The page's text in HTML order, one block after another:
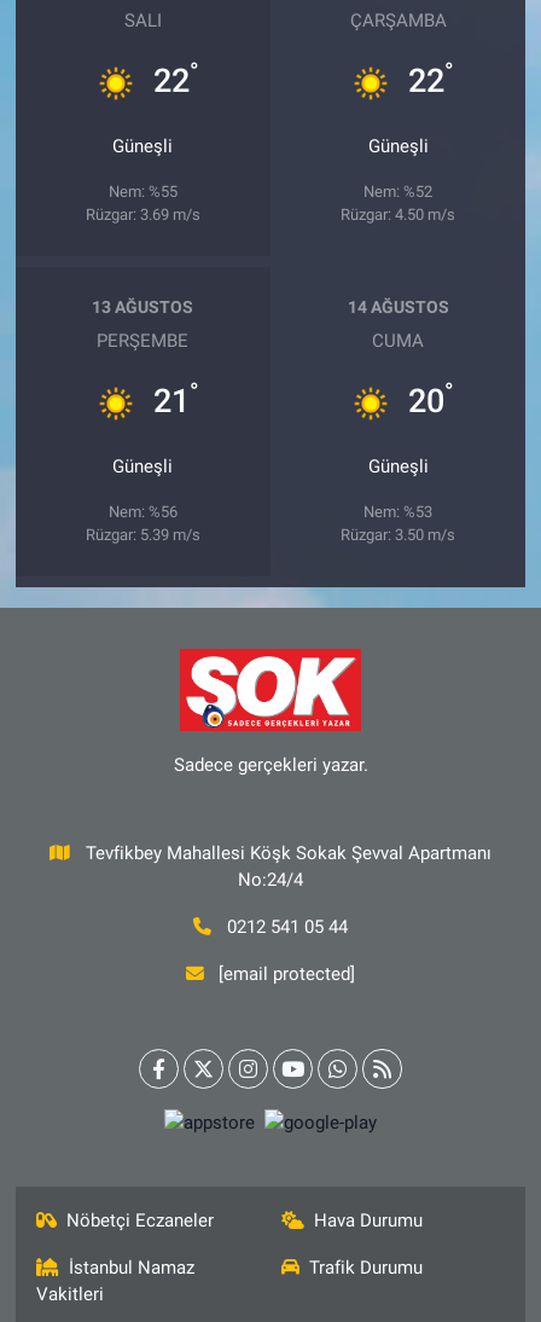
SALI
22°
Güneşli
Nem: %55
Rüzgar: 3.69 m/s
ÇARŞAMBA
22°
Güneşli
Nem: %52
Rüzgar: 4.50 m/s
13 AĞUSTOS
PERŞEMBE
21 °
Güneşli
Nem: %56
Rüzgar: 5.39 m/s
14 AĞUSTOS
CUMA
20°
Güneşli
Nem: %53
Rüzgar: 3.50 m/s
Sadece gerçekleri yazar.
Tevfikbey Mahallesi Köşk Sokak Şevval Apartmanı
No:24/4
0212 541 05 44
[email protected]
Nöbetçi Eczaneler Hava Durumu
İstanbul Namaz
Vakitleri
Trafik Durumu